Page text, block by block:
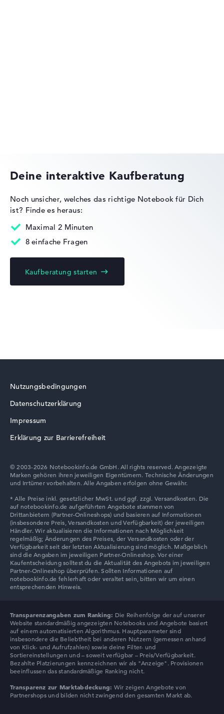
Lenovo ThinkPad
Lenovo Yoga
Lenovo V
Lenovo Chromebook
Deine interaktive Kaufberatung
Noch unsicher, welches das richtige Notebook für Dich
ist? Finde es heraus:
Maximal 2 Minuten
8 einfache Fragen
Kaufberatung starten
Nutzungsbedingungen
Datenschutzerklärung
Impressum
Erklärung zur Barrierefreiheit
© 2003-2026 Notebookinfo.de GmbH. All rights reserved. Angezeigte
Marken gehören ihren jeweiligen Eigentümern. Technische Änderungen
und Irrtümer vorbehalten. Alle Angaben erfolgen ohne Gewähr.
Transparenzangaben zum Ranking: Die Reihenfolge der auf unserer
Website standardmäßig angezeigten Notebooks und Angebote basiert
auf einem automatisierten Algorithmus. Hauptparameter sind
insbesondere die Beliebtheit bei anderen Nutzern (gemessen anhand
von Klick- und Aufrufzahlen) sowie deine Filter- und
Sortiereinstellungen und – soweit verfügbar – Preis/Verfügbarkeit.
Bezahlte Platzierungen kennzeichnen wir als "Anzeige". Provisionen
beeinflussen das standardmäßige Ranking nicht.
Transparenz zur Marktabdeckung: Wir zeigen Angebote von
Partnershops und bilden nicht zwingend den gesamten Markt ab.